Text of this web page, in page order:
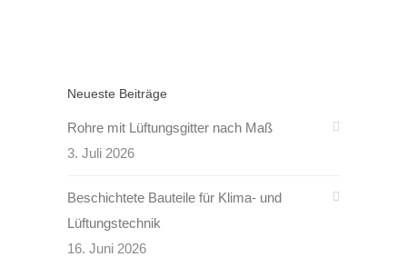
Neueste Beiträge
Rohre mit Lüftungsgitter nach Maß
3. Juli 2026
Beschichtete Bauteile für Klima- und
Lüftungstechnik
16. Juni 2026